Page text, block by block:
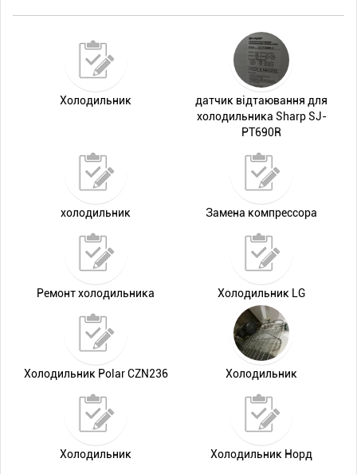
Холодильник
датчик відтаювання для
холодильника Sharp SJ-
PT690R
холодильник Замена компрессора
Ремонт холодильника Холодильник LG
Холодильник Polar CZN236 Холодильник
Холодильник Холодильник Норд